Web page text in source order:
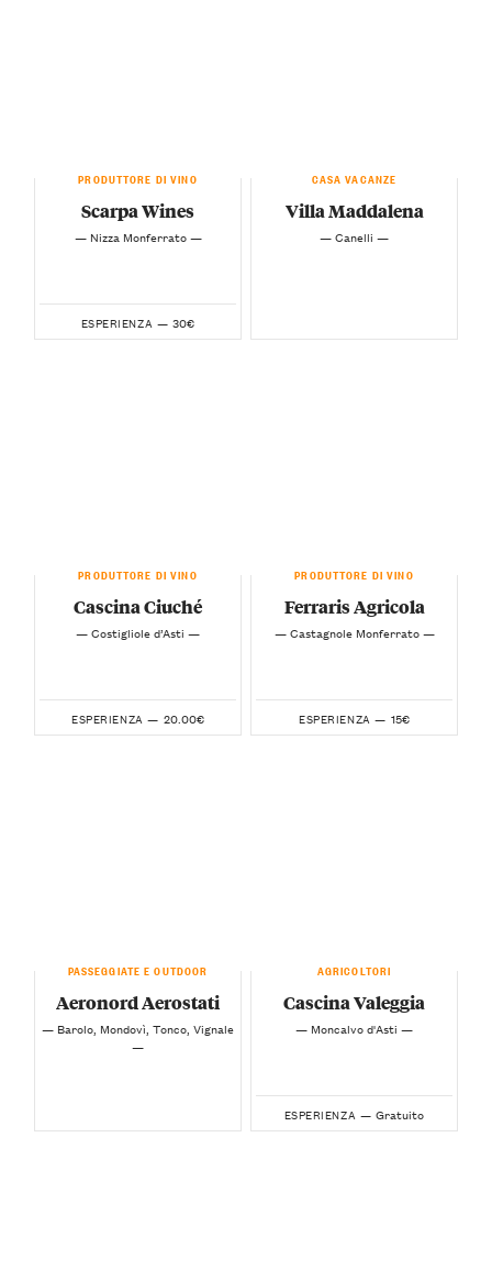
PRODUTTORE DI VINO
Scarpa Wines
— Nizza Monferrato —
ESPERIENZA — 30€
CASA VACANZE
Villa Maddalena
— Canelli —
PRODUTTORE DI VINO
Cascina Ciuché
— Costigliole d’Asti —
ESPERIENZA — 20.00€
PRODUTTORE DI VINO
Ferraris Agricola
— Castagnole Monferrato —
ESPERIENZA — 15€
PASSEGGIATE E OUTDOOR
Aeronord Aerostati
— Barolo, Mondovì, Tonco, Vignale
—
AGRICOLTORI
Cascina Valeggia
— Moncalvo d'Asti —
ESPERIENZA — Gratuito